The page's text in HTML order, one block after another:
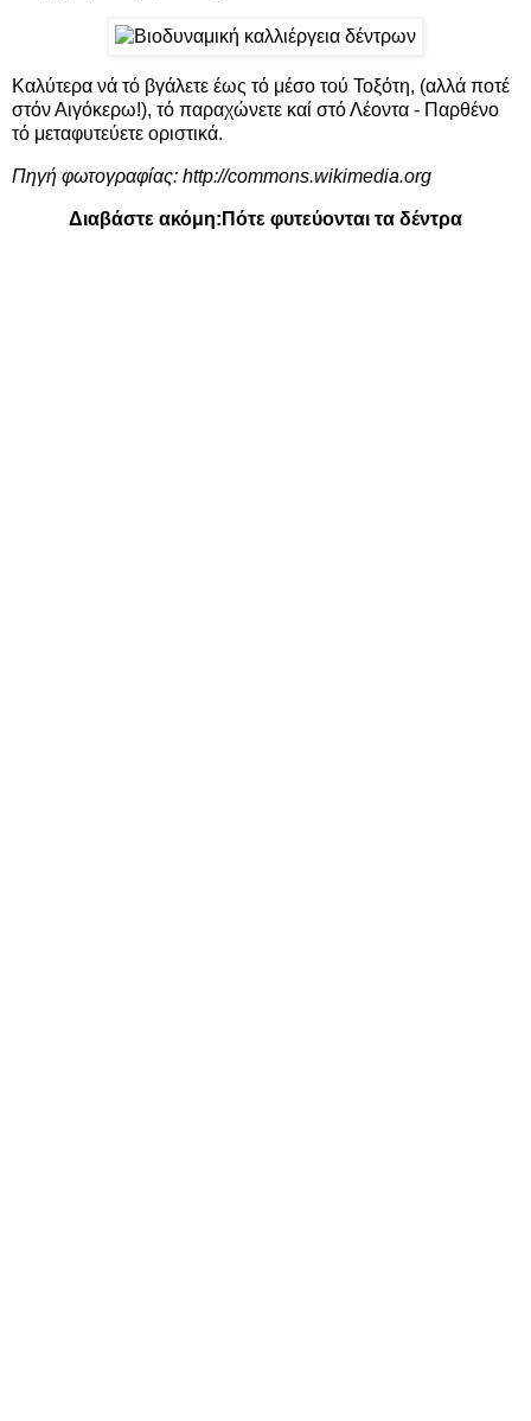
Καλύτερα νά τό βγάλετε έως τό μέσο τού Τοξότη, (αλλά ποτέ
στόν Αιγόκερω!), τό παραχώνετε καί στό Λέοντα - Παρθένο
τό μεταφυτεύετε οριστικά.
Πηγή φωτογραφίας: http://commons.wikimedia.org
Διαβάστε ακόμη: Πότε φυτεύονται τα δέντρα